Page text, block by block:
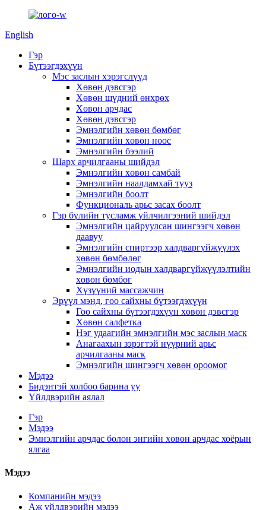
English
Гэр
Бүтээгдэхүүн
Мэс заслын хэрэгслүүд
Хөвөн дэвсгэр
Хөвөн шүдний өнхрөх
Хөвөн арчдас
Хөвөн дэвсгэр
Эмнэлгийн хөвөн бөмбөг
Эмнэлгийн хөвөн ноос
Эмнэлгийн бээлий
Шарх арчилгааны шийдэл
Эмнэлгийн хөвөн самбай
Эмнэлгийн наалдамхай тууз
Эмнэлгийн боолт
Функциональ арьс засах боолт
Гэр бүлийн тусламж үйлчилгээний шийдэл
Эмнэлгийн цайруулсан шингээгч хөвөн
даавуу
Эмнэлгийн спиртээр халдваргүйжүүлэх
хөвөн бөмбөлөг
Эмнэлгийн иодын халдваргүйжүүлэлтийн
хөвөн бөмбөг
Хүзүүний массажчин
Эрүүл мэнд, гоо сайхны бүтээгдэхүүн
Гоо сайхны бүтээгдэхүүн хөвөн дэвсгэр
Хөвөн салфетка
Нэг удаагийн эмнэлгийн мэс заслын маск
Анагаахын зэрэгтэй нүүрний арьс
арчилгааны маск
Эмнэлгийн шингээгч хөвөн ороомог
Мэдээ
Бидэнтэй холбоо барина уу
Үйлдвэрийн аялал
Гэр
Мэдээ
Эмнэлгийн арчдас болон энгийн хөвөн арчдас хоёрын
ялгаа
Мэдээ
Компанийн мэдээ
Аж үйлдвэрийн мэдээ